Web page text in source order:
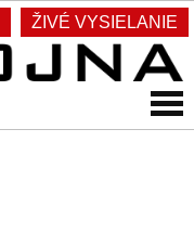
ŽIVÉ VYSIELANIE